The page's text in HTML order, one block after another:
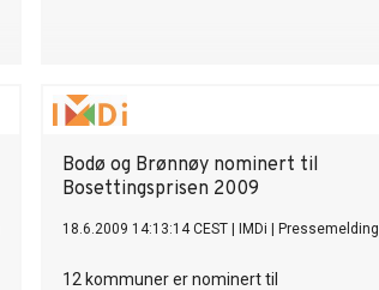
Bodø og Brønnøy nominert til
Bosettingsprisen 2009
18.6.2009 14:13:14 CEST IMDi Pressemelding
12 kommuner er nominert til